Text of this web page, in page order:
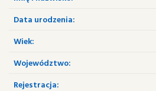
Data urodzenia:
Wiek:
Województwo:
Rejestracja: